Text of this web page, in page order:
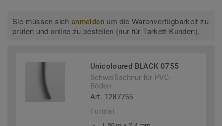
Sie müssen sichanmelden um die Warenverfügbarkeit zu
prüfen und online zu bestellen (nur für Tarkett-Kunden).
Unicoloured BLACK 0755
Schweißschnur für PVC-
Böden
Art. 1287755
Format